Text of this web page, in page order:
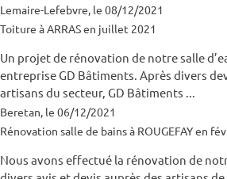
Lemaire-Lefebvre, le 08/12/2021
Toiture à ARRAS en juillet 2021
Un projet de rénovation de notre salle
entreprise GD Bâtiments. Après divers
artisans du secteur, GD Bâtiments ...
Beretan, le 06/12/2021
Rénovation salle de bains à ROUGEFAY en
Nous avons effectué la rénovation de